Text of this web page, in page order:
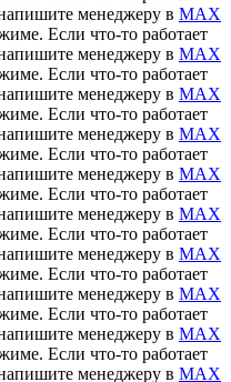
менеджеру в MAX
Если что-то работает
менеджеру в MAX
Если что-то работает
менеджеру в MAX
Если что-то работает
менеджеру в MAX
Если что-то работает
менеджеру в MAX
Если что-то работает
менеджеру в MAX
Если что-то работает
менеджеру в MAX
Если что-то работает
менеджеру в MAX
Если что-то работает
менеджеру в MAX
Если что-то работает
менеджеру в MAX